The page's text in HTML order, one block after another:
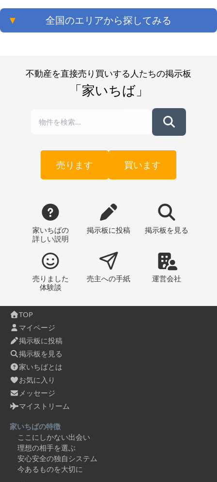
▼ 全国のエリアから探してみる
不動産を直接売り買いする人たちの掲示板
「家いちば」
売ります 買います
家いちばの
詳しい説明
掲示板に投稿 掲示板 を見る
売りました
体験談
売主への手紙 運営会社
TOP
マイページ
掲示板に投稿
掲示板を見る
家いちばとは
お気に入り
メッセージ
マイストリーム
家いちばの特徴
ここにしかない出会い
理想の相手を選ぶ
安心安全の独自システム
今あるものを大切に